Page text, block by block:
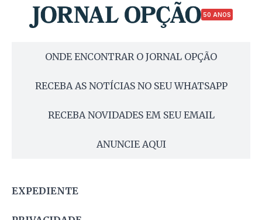
50 ANOS
ONDE ENCONTRAR O JORNAL OPÇÃO
RECEBA AS NOTÍCIAS NO SEU WHATSAPP
RECEBA NOVIDADES EM SEU EMAIL
ANUNCIE AQUI
EXPEDIENTE